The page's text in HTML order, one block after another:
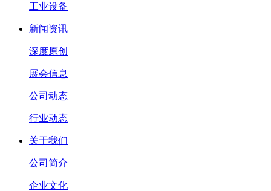
工业设备
新闻资讯
深度原创
展会信息
公司动态
行业动态
关于我们
公司简介
企业文化